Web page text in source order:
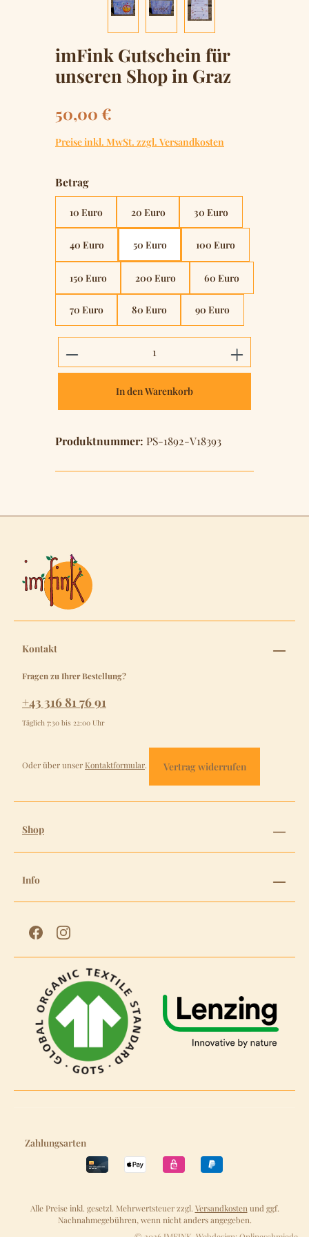
imFink Gutschein für
unseren Shop in Graz
Regulärer Preis:
50,00 €
Preise inkl. MwSt. zzgl. Versandkosten
Betragauswählen
10 Euro 20 Euro 30 Euro
40 Euro 50 Euro 100 Euro
150 Euro 200 Euro 60 Euro
70 Euro 80 Euro 90 Euro
Produkt Anzahl: Gib den
In den Warenkorb
Produktnummer: PS-1892-V18393
Kontakt
Fragen zu Ihrer Bestellung?
+43 316 81 76 91
Täglich 7:30 bis 22:00 Uhr
Oder über unser Kontaktformular. Vertrag widerrufen
Shop
Info
Zahlungsarten
Alle Preise inkl. gesetzl. Mehrwertsteuer zzgl. Versandkosten und ggf.
Nachnahmegebühren, wenn nicht anders angegeben.